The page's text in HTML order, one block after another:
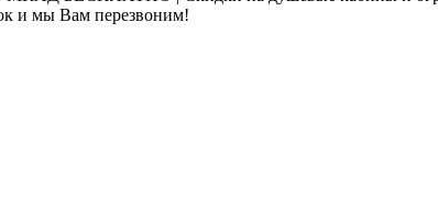
и мы Вам перезвоним!